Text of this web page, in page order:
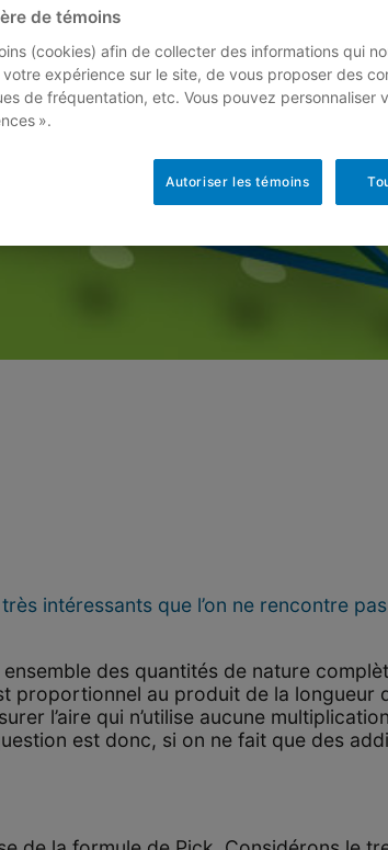
intéressants que l’on ne rencontre
des quantités de nature
proportionnel au produit de la longueur
l’aire qui n’utilise aucune
est donc, si on ne fait que des
de témoins
(cookies) afin de collecter des informations qui
votre expérience sur le site, de vous proposer des
de fréquentation, etc. Vous pouvez personnaliser
».
Autoriser les témoins